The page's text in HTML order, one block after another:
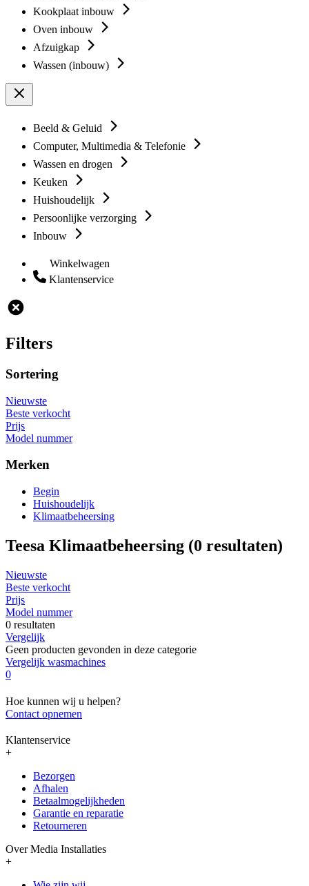
Kookplaat inbouw
Oven inbouw
Afzuigkap
Wassen (inbouw)
Beeld & Geluid
Computer, Multimedia & Telefonie
Wassen en drogen
Keuken
Huishoudelijk
Persoonlijke verzorging
Inbouw
Winkelwagen
Klantenservice
Filters
Sortering
Nieuwste
Beste verkocht
Prijs
Model nummer
Merken
Begin
Huishoudelijk
Klimaatbeheersing
Teesa Klimaatbeheersing (0 resultaten)
Nieuwste
Beste verkocht
Prijs
Model nummer
0 resultaten
Vergelijk
Geen producten gevonden in deze categorie
Vergelijk wasmachines
0
Hoe kunnen wij u helpen?
Contact opnemen
Klantenservice
+
Bezorgen
Afhalen
Betaalmogelijkheden
Garantie en reparatie
Retourneren
Over Media Installaties
+